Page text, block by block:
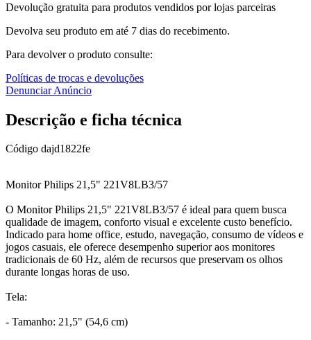
Devolução gratuita para produtos vendidos por lojas parceiras
Devolva seu produto em até 7 dias do recebimento.
Para devolver o produto consulte:
Políticas de trocas e devoluções
Denunciar Anúncio
Descrição e ficha técnica
Código dajd1822fe
Monitor Philips 21,5" 221V8LB3/57
O Monitor Philips 21,5" 221V8LB3/57 é ideal para quem busca
qualidade de imagem, conforto visual e excelente custo benefício.
Indicado para home office, estudo, navegação, consumo de vídeos e
jogos casuais, ele oferece desempenho superior aos monitores
tradicionais de 60 Hz, além de recursos que preservam os olhos
durante longas horas de uso.
Tela:
- Tamanho: 21,5" (54,6 cm)